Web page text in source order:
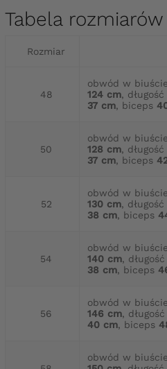
Tabela rozmiarów
Rozmiar
48
obwód w biuście
124 cm, długość
37 cm, biceps
50
obwód w biuście
128 cm, długość
37 cm, biceps
52
obwód w biuście
130 cm, długość
38 cm, biceps
54
obwód w biuście
140 cm, długość
38 cm, biceps
56
obwód w biuście
146 cm, długość
40 cm, biceps
obwód w biuście